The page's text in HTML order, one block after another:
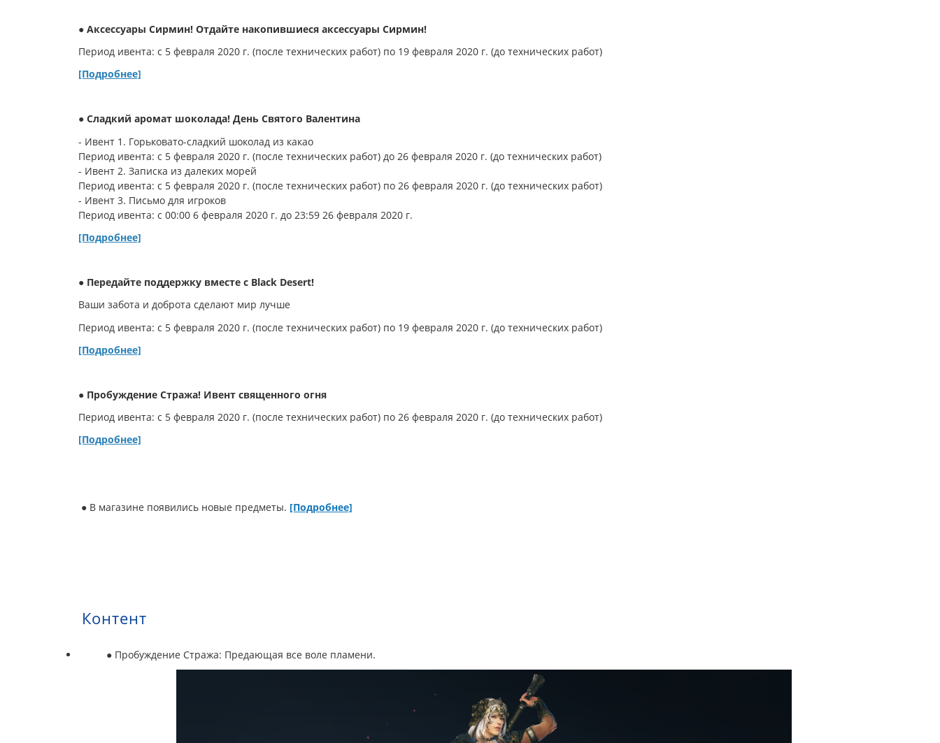
● Аксессуары Сирмин! Отдайте накопившиеся аксессуары Сирмин!
Период ивента: с 5 февраля 2020 г. (после технических работ) по 19 февраля 2020 г. (до технических работ)
[Подробнее]
● Сладкий аромат шоколада! День Святого Валентина
- Ивент 1. Горьковато-сладкий шоколад из какао
Период ивента: с 5 февраля 2020 г. (после технических работ) до 26 февраля 2020 г. (до технических работ)
- Ивент 2. Записка из далеких морей
Период ивента: с 5 февраля 2020 г. (после технических работ) по 26 февраля 2020 г. (до технических работ)
- Ивент 3. Письмо для игроков
Период ивента: с 00:00 6 февраля 2020 г. до 23:59 26 февраля 2020 г.
[Подробнее]
● Передайте поддержку вместе с Black Desert!
Ваши забота и доброта сделают мир лучше
Период ивента: с 5 февраля 2020 г. (после технических работ) по 19 февраля 2020 г. (до технических работ)
[Подробнее]
● Пробуждение Стража! Ивент священного огня
Период ивента: с 5 февраля 2020 г. (после технических работ) по 26 февраля 2020 г. (до технических работ)
[Подробнее]
● В магазине появились новые предметы. [Подробнее]
Контент
● Пробуждение Стража: Предающая все воле пламени.